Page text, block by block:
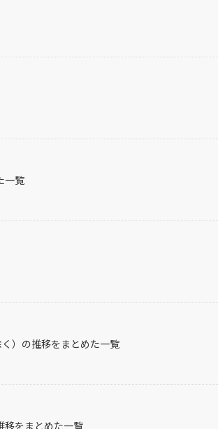
一覧
）の推移をまとめた一覧
移をまとめた一覧